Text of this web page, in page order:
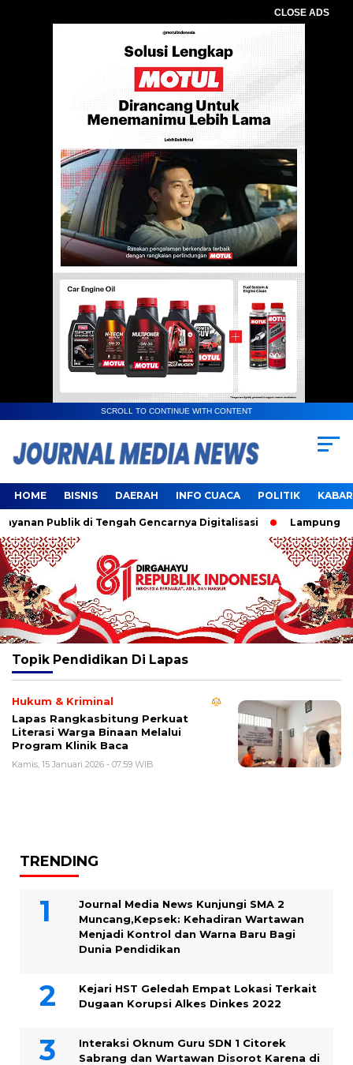
CLOSE ADS
SCROLL TO CONTINUE WITH CONTENT
HOME BISNIS DAERAH INFO CUACA POLITIK
Publik di Tengah Gencarnya Digitalisasi Lampung
Topik Pendidikan Di Lapas
Hukum & Kriminal
Lapas Rangkasbitung Perkuat
Literasi Warga Binaan Melalui
Program Klinik Baca
Kamis, 15 Januari 2026 - 07:59 WIB
TRENDING
Journal Media News Kunjungi SMA 2
Muncang,Kepsek: Kehadiran Wartawan
Menjadi Kontrol dan Warna Baru Bagi
Dunia Pendidikan
Kejari HST Geledah Empat Lokasi Terkait
Dugaan Korupsi Alkes Dinkes 2022
Interaksi Oknum Guru SDN 1 Citorek
Sabrang dan Wartawan Disorot Karena di